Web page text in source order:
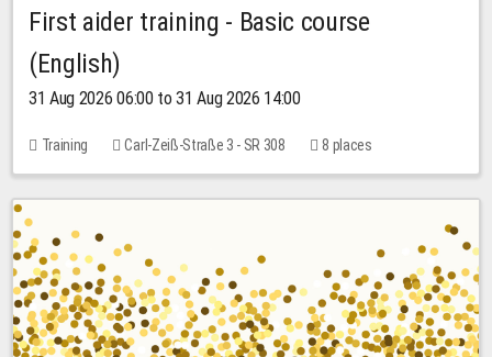
First aider training - Basic course
(English)
31 Aug 2026 06:00 to 31 Aug 2026 14:00
Training Carl-Zeiß-Straße 3 - SR 308 8 places